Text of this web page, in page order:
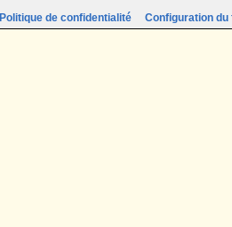
Politique de confidentialité Configuration du